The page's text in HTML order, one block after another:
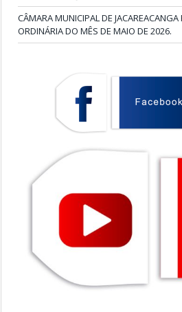
CÂMARA MUNICIPAL DE JACAREACANGA
ORDINÁRIA DO MÊS DE MAIO DE 2026.